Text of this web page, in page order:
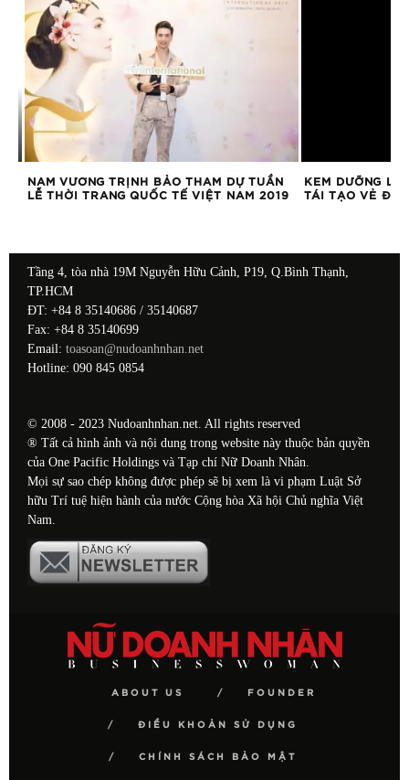
NAM VƯƠNG TRỊNH BẢO THAM DỰ TUẦN
LỄ THỜI TRANG QUỐC TẾ VIỆT NAM 2019
KEM DƯỠNG
TÁI TẠO VẺ ĐẸP
Tầng 4, tòa nhà 19M Nguyễn Hữu Cảnh, P19, Q.Bình Thạnh,
TP.HCM
ĐT: +84 8 35140686 / 35140687
Fax: +84 8 35140699
Email: toasoan@nudoanhnhan.net
Hotline: 090 845 0854
© 2008 - 2023 Nudoanhnhan.net. All rights reserved
® Tất cả hình ảnh và nội dung trong website này thuộc bản quyền
của One Pacific Holdings và Tạp chí Nữ Doanh Nhân.
Mọi sự sao chép không được phép sẽ bị xem là vi phạm Luật Sở
hữu Trí tuệ hiện hành của nước Cộng hòa Xã hội Chủ nghĩa Việt
Nam.
ABOUT US FOUNDER
ĐIỀU KHOẢN SỬ DỤNG
CHÍNH SÁCH BẢO MẬT